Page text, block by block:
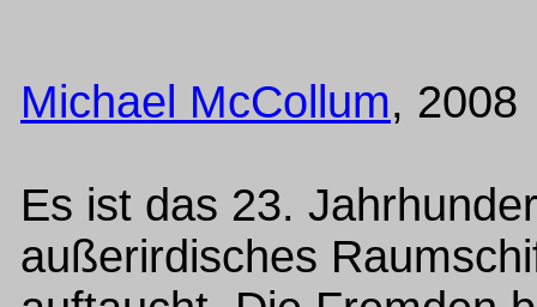
Michael McCollum, 2008
Es ist das 23.
außerirdisches